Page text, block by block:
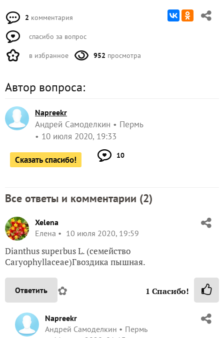
2 комментария
спасибо за вопрос
в избранное 952 просмотра
Автор вопроса:
Napreekr
Андрей Самоделкин
Пермь
10 июля 2020, 19:33
Сказать спасибо! 10
Все ответы и комментарии (2)
Xelena
Елена
10 июля 2020, 19:59
Dianthus superbus L. (семейство
Caryophyllaceae)Гвоздика пышная.
Ответить ✿ 1 Спасибо!
Napreekr
Андрей Самоделкин
Пермь